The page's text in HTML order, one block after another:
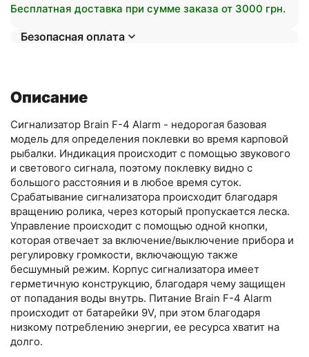
Бесплатная доставка при сумме заказа от 3000 грн.
Безопасная оплата
Описание
Сигнализатор Brain F-4 Alarm - недорогая базовая
модель для определения поклевки во время карповой
рыбалки. Индикация происходит с помощью звукового
и светового сигнала, поэтому поклевку видно с
большого расстояния и в любое время суток.
Срабатывание сигнализатора происходит благодаря
вращению ролика, через который пропускается леска.
Управление происходит с помощью одной кнопки,
которая отвечает за включение/выключение прибора и
регулировку громкости, включающую также
бесшумный режим. Корпус сигнализатора имеет
герметичную конструкцию, благодаря чему защищен
от попадания воды внутрь. Питание Brain F-4 Alarm
происходит от батарейки 9V, при этом благодаря
низкому потреблению энергии, ее ресурса хватит на
долго.